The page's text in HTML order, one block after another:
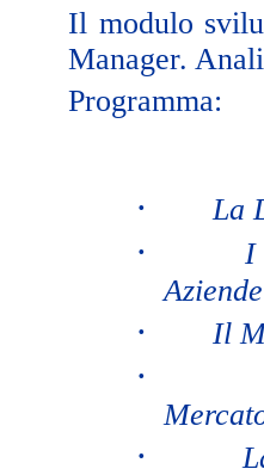
Il modulo
Manager.
Programma:
· La
·
I
· Il
·
·